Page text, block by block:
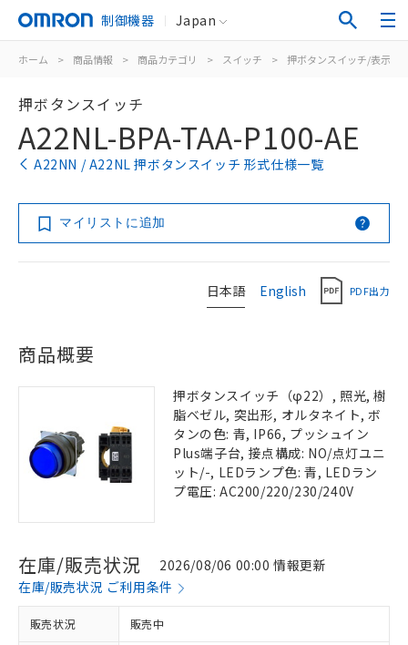
制御機器 Japan
ホーム > 商品情報 > 商品カテゴリ > スイッチ > 押ボタンスイッチ/表示灯
押ボタンスイッチ
A22NL-BPA-TAA-P100-AE
A22NN / A22NL 押ボタンスイッチ 形式仕様一覧
マイリストに追加
日本語 English PDF出力
商品概要
押ボタンスイッチ（φ22）, 照光, 樹
脂ベゼル, 突出形, オルタネイト, ボ
タンの色: 青, IP66, プッシュイン
Plus端子台, 接点構成: NO/点灯ユニ
ット/-, LEDランプ色: 青, LEDラン
プ電圧: AC200/220/230/240V
在庫/販売状況
2026/08/06 00:00 情報更新
在庫/販売状況 ご利用条件
販売状況 販売中